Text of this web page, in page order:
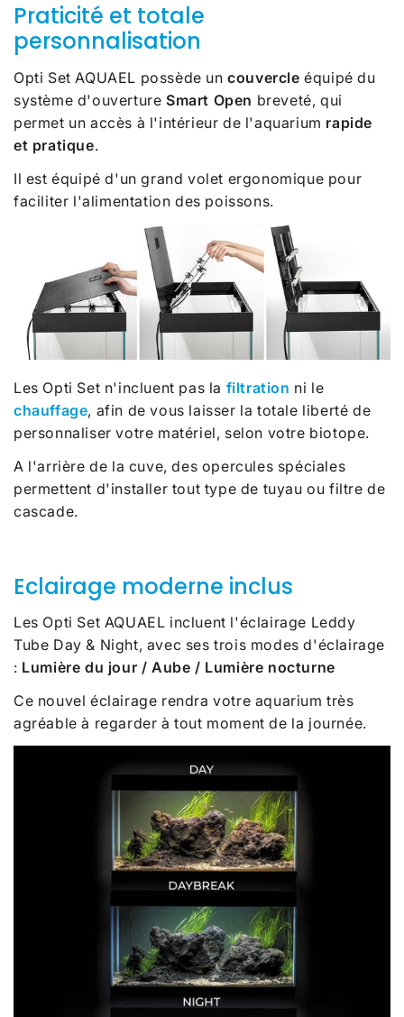
Praticité et totale
personnalisation
Opti Set AQUAEL possède uncouvercle équipé du
système d'ouvertureSmart Open breveté, qui
permet un accès à l'intérieur de l'aquarium rapide
et pratique.
Il est équipé d'un grand volet ergonomique pour
faciliter l'alimentation des poissons.
Les Opti Set n'incluent pas la filtration ni le
chauffage, afin de vous laisser la totale liberté de
personnaliser votre matériel, selon votre biotope.
A l'arrière de la cuve, des opercules spéciales
permettent d'installer tout type de tuyau ou filtre de
cascade.
Eclairage moderne inclus
Les Opti Set AQUAEL incluent l'éclairage Leddy
Tube Day & Night, avec ses trois modes d'éclairage
: Lumière du jour / Aube / Lumière nocturne
Ce nouvel éclairage rendra votre aquarium très
agréable à regarder à tout moment de la journée.